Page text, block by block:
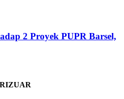
2 Proyek PUPR Barsel,